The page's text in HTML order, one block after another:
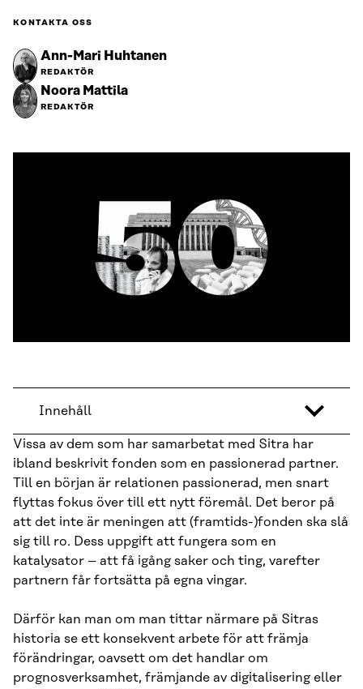
KONTAKTA OSS
Ann-Mari Huhtanen
REDAKTÖR
Noora Mattila
REDAKTÖR
Innehåll
Vissa av dem som har samarbetat med Sitra har
ibland beskrivit fonden som en passionerad partner.
Till en början är relationen passionerad, men snart
flyttas fokus över till ett nytt föremål. Det beror på
att det inte är meningen att (framtids-)fonden ska slå
sig till ro. Dess uppgift att fungera som en
katalysator – att få igång saker och ting, varefter
partnern får fortsätta på egna vingar.
Därför kan man om man tittar närmare på Sitras
historia se ett konsekvent arbete för att främja
förändringar, oavsett om det handlar om
prognosverksamhet, främjande av digitalisering eller